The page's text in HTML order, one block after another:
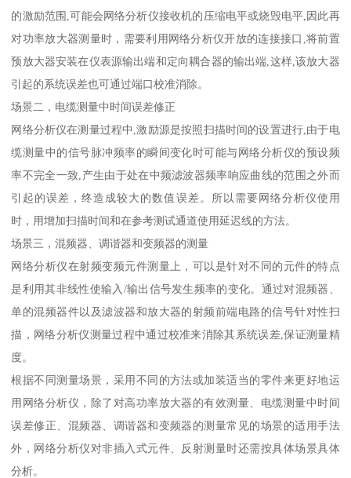
的激励范围,可能会网络分析仪接收机的压缩电平或烧毁电平,因此再
对功率放大器测量时，需要利用网络分析仪开放的连接接口,将前置
预放大器安装在仪表源输出端和定向耦合器的输出端,这样,该放大器
引起的系统误差也可通过端口校准消除。
场景二，电缆测量中时间误差修正
网络分析仪在测量过程中,激励源是按照扫描时间的设置进行,由于电
缆测量中的信号脉冲频率的瞬间变化时可能与网络分析仪的预设频
率不完全一致,产生由于处在中频滤波器频率响应曲线的范围之外而
引起的误差，终造成较大的数值误差。所以需要网络分析仪使用
时，用增加扫描时间和在参考测试通道使用延迟线的方法。
场景三，混频器、调谐器和变频器的测量
网络分析仪在射频变频元件测量上，可以是针对不同的元件的特点
是利用其非线性使输入/输出信号发生频率的变化。通过对混频器、
单的混频器件以及滤波器和放大器的射频前端电路的信号针对性扫
描，网络分析仪测量过程中通过校准来消除其系统误差,保证测量精
度。
根据不同测量场景，采用不同的方法或加装适当的零件来更好地运
用网络分析仪，除了对高功率放大器的有效测量、电缆测量中时间
误差修正、混频器、调谐器和变频器的测量常见的场景的适用手法
外，网络分析仪对非插入式元件、反射测量时还需按具体场景具体
分析。